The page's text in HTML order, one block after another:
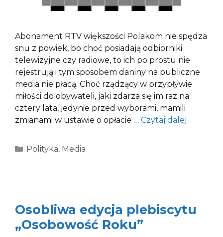
Abonament RTV większości Polakom nie spędza
snu z powiek, bo choć posiadają odbiorniki
telewizyjne czy radiowe, to ich po prostu nie
rejestrują i tym sposobem daniny na publiczne
media nie płacą. Choć rządzący w przypływie
miłości do obywateli, jaki zdarza się im raz na
cztery lata, jedynie przed wyborami, mamili
zmianami w ustawie o opłacie … Czytaj dalej
Kategorie
Polityka, Media
Osobliwa edycja plebiscytu
„Osobowość Roku”